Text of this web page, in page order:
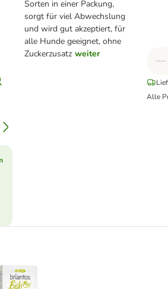
Sorten in einer Packung,
sorgt für viel Abwechslung
und wird gut akzeptiert, für
alle Hunde geeignet, ohne
Zuckerzusatz weiter
Alle
Biski Mini